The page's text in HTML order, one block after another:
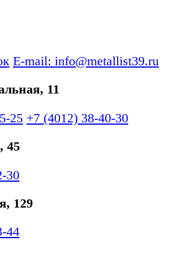
E-mail: info@metallist39.ru
11
25 +7 (4012) 38-40-30
45
30
129
44